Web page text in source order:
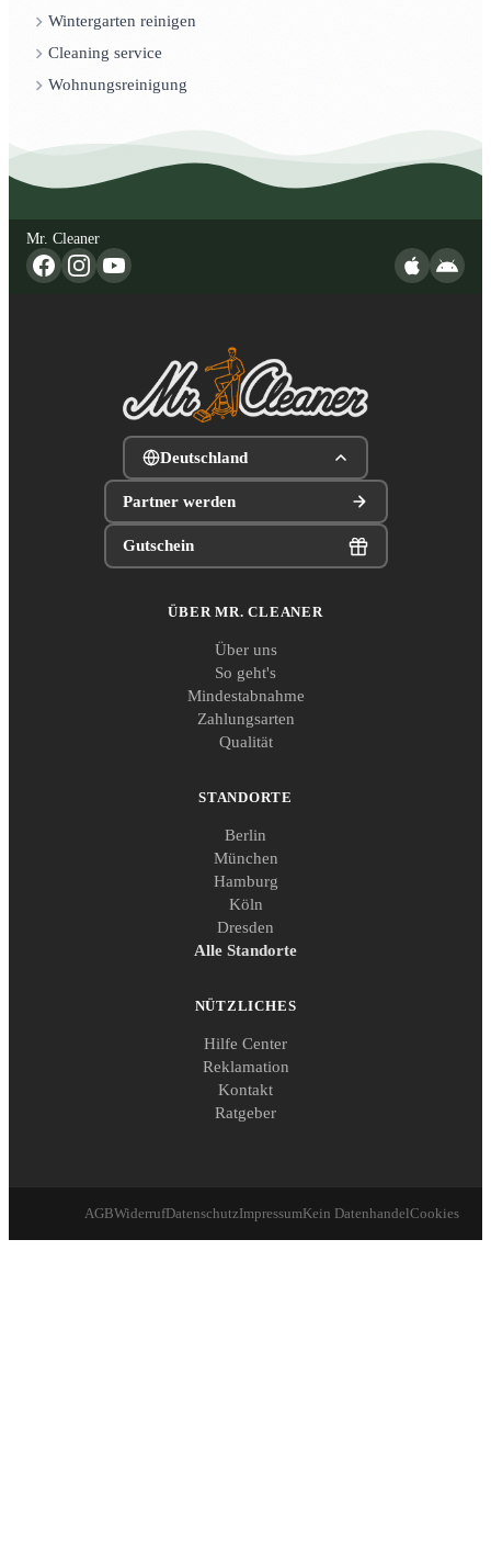
Wintergarten reinigen
Cleaning service
Wohnungsreinigung
Mr. Cleaner
Deutschland
Partner werden
Gutschein
ÜBER MR. CLEANER
Über uns
So geht's
Mindestabnahme
Zahlungsarten
Qualität
STANDORTE
Berlin
München
Hamburg
Köln
Dresden
Alle Standorte
NÜTZLICHES
Hilfe Center
Reklamation
Kontakt
Ratgeber
AGBWiderrufDatenschutzImpressumKein DatenhandelCookies